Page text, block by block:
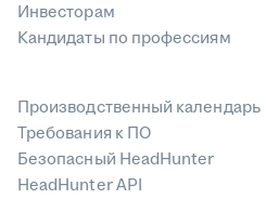
Инвесторам
Кандидаты по профессиям
Производственный календарь
Требования к ПО
Безопасный HeadHunter
HeadHunter API